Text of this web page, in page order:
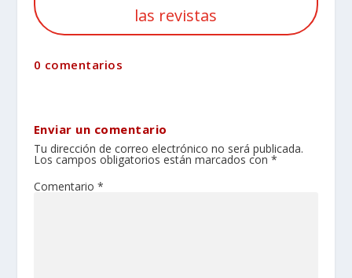
las revistas
0 comentarios
Enviar un comentario
Tu dirección de correo electrónico no será publicada.
Los campos obligatorios están marcados con *
Comentario *